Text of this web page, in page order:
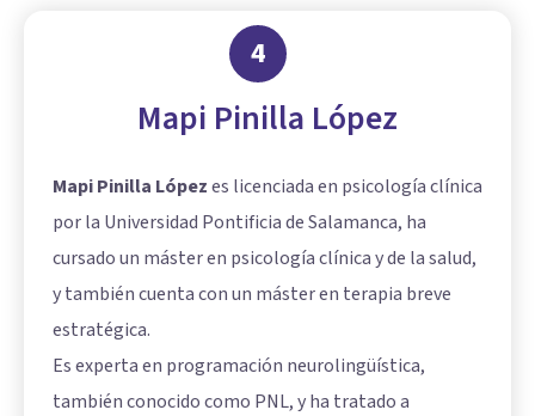
4
Mapi Pinilla López
Mapi Pinilla Lópezes licenciada en psicología clínica
por la Universidad Pontificia de Salamanca, ha
cursado un máster en psicología clínica y de la salud,
y también cuenta con un máster en terapia breve
estratégica.
Es experta en programación neurolingüística,
también conocido como PNL, y ha tratado a